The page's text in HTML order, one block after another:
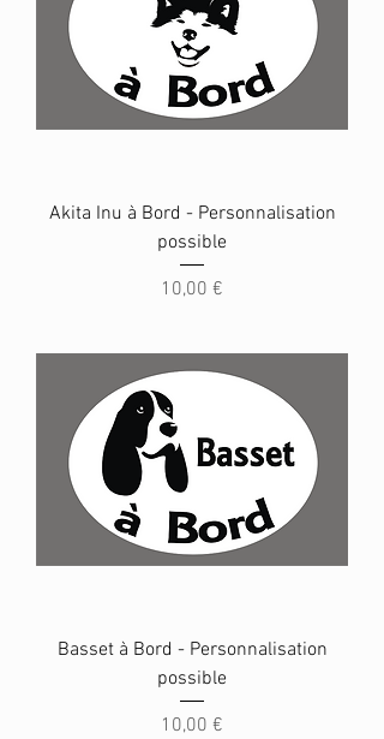
Akita Inu à Bord - Personnalisation
possible
Prix
10,00 €
Basset à Bord - Personnalisation
possible
Prix
10,00 €